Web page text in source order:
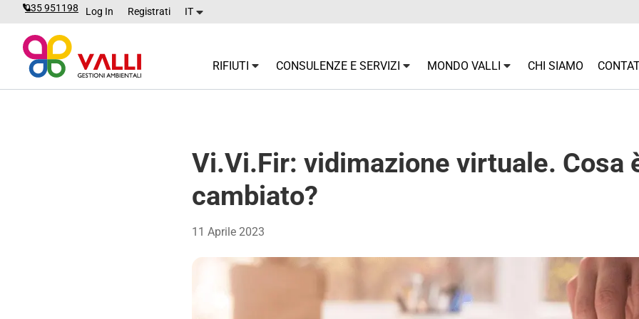
035 951198 Log In Registrati IT
RIFIUTI CONSULENZE E SERVIZI MONDO VALLI CHI SIAMO
Vi.Vi.Fir: vidimazione virtuale. Cosa
cambiato?
11 Aprile 2023